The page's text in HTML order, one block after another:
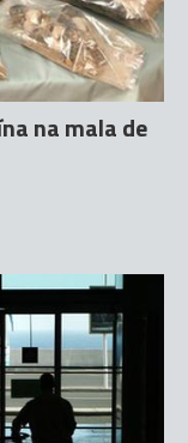
na mala de